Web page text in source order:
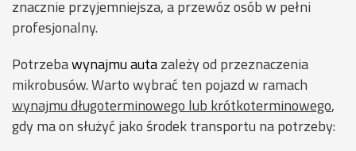
znacznie przyjemniejsza, a przewóz osób w pełni
profesjonalny.
Potrzebawynajmu autazależy od przeznaczenia
mikrobusów. Warto wybrać ten pojazd w ramach
wynajmu długoterminowego lub krótkoterminowego,
gdy ma on służyć jako środek transportu na potrzeby: